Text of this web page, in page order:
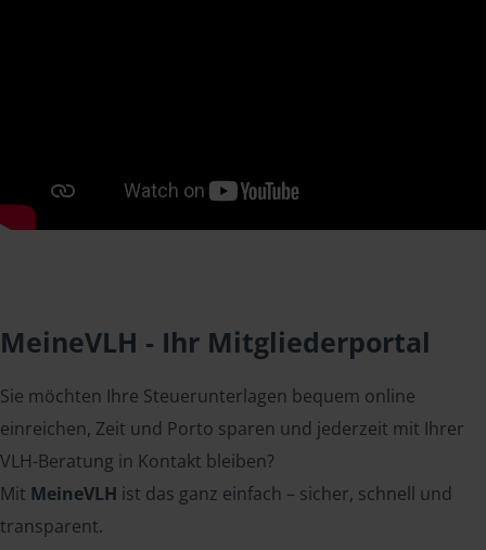
MeineVLH - Ihr Mitgliederportal
Sie möchten Ihre Steuerunterlagen bequem online
einreichen, Zeit und Porto sparen und jederzeit mit Ihrer
VLH-Beratung in Kontakt bleiben?
Mit MeineVLH ist das ganz einfach – sicher, schnell und
transparent.